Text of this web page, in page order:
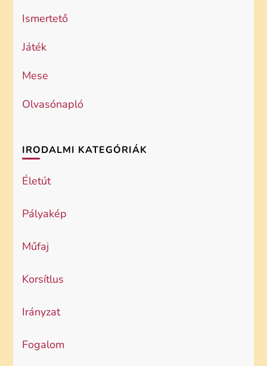
Ismertető
Játék
Mese
Olvasónapló
IRODALMI KATEGÓRIÁK
Életút
Pályakép
Műfaj
Korsítlus
Irányzat
Fogalom